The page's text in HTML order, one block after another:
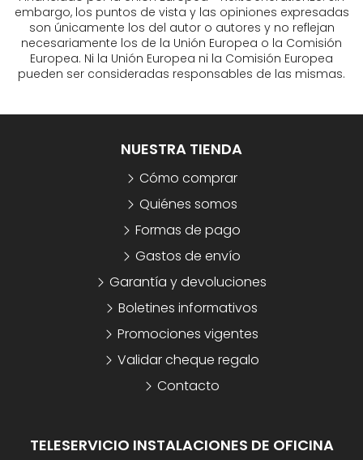
embargo, los puntos de vista y las opiniones expresadas
son únicamente los del autor o autores y no reflejan
necesariamente los de la Unión Europea o la Comisión
Europea. Ni la Unión Europea ni la Comisión Europea
pueden ser consideradas responsables de las mismas.
TELESERVICIO INSTALACIONES DE OFICINA
NUESTRA TIENDA
Cómo comprar
Quiénes somos
Formas de pago
Gastos de envío
Garantía y devoluciones
Boletines informativos
Promociones vigentes
Validar cheque regalo
Contacto